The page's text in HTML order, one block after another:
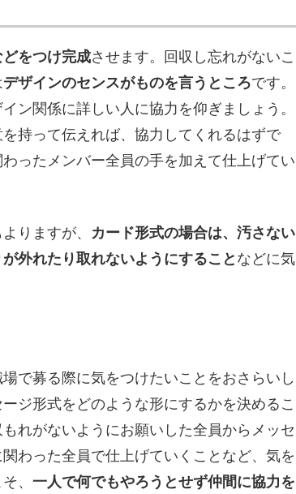
をつけ完成させます。回収し忘れがないこ
デザインのセンスがものを言うところです。
ン関係に詳しい人に協力を仰ぎましょう。
持って伝えれば、協力してくれるはずで
ったメンバー全員の手を加えて仕上げてい
りますが、 カード形式の場合は、汚さない
外れたり取れないようにすること などに気
で募る際に気をつけたいことをおさらいし
ジ形式をどのような形にするかを決めるこ
れがないようにお願いした全員からメッセ
わった全員で仕上げていくことなど、気を
、 一人で何でもやろうとせず仲間に協力を